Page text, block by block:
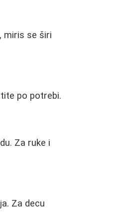
miris se širi
po potrebi.
Za ruke i
Za decu